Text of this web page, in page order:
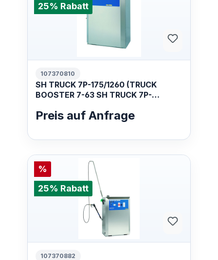
25% Rabatt
107370810
SH TRUCK 7P-175/1260 (TRUCK
BOOSTER 7-63 SH TRUCK 7P-
Preis auf Anfrage
%
25% Rabatt
107370882